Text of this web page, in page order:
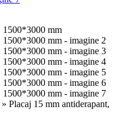
» Placaj 15 mm antiderapant,